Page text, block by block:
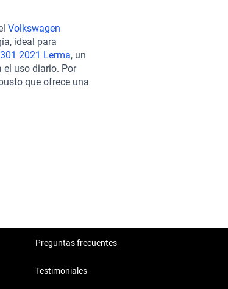
su sistema de
mantenerte
pasan por
esté en
flexibles,
Además,
extendida,
Volkswagen
ideal para
2021 Lerma, un
el uso diario. Por
que ofrece una
Preguntas frecuentes
Testimoniales